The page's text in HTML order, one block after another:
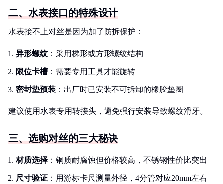
二、水表接口的特殊设计
水表接不上对丝是因为加了防拆保护：
异形螺纹：采用梯形或方形螺纹结构
限位卡槽 ：需要专用工具才能旋转
密封垫预装 ：出厂时已安装不可拆卸的橡胶垫圈
建议使用水表专用转接头，避免强行安装导致螺纹滑牙。
三、选购对丝的三大秘诀
材质选择 ：铜质耐腐蚀但价格较高，不锈钢性价比突出
尺寸验证 ：用游标卡尺测量外径，4分管对应20mm左右